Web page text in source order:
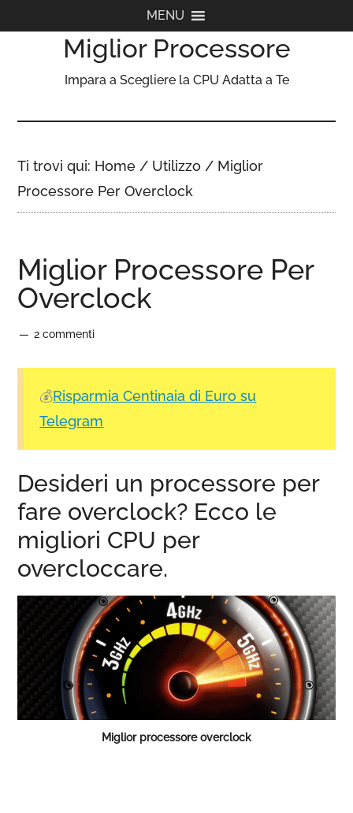
MENU
Miglior Processore
Impara a Scegliere la CPU Adatta a Te
Ti trovi qui: Home / Utilizzo / Miglior
Processore Per Overclock
Miglior Processore Per
Overclock
2 commenti
💰Risparmia Centinaia di Euro su
Telegram
Desideri un processore per
fare overclock? Ecco le
migliori CPU per
overcloccare.
Miglior processore overclock